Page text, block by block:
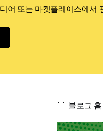
어 또는 마켓플레이스에서
`` 블로그 홈